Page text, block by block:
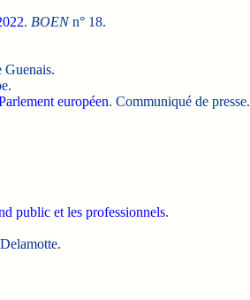
. BOENn° 18.
Guenais.
européen. Communiqué de presse.
public et les professionnels.